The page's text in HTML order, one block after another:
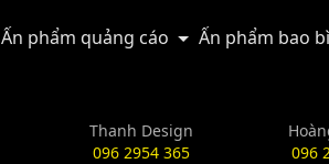
Ấn phẩm quảng cáo
Ấn phẩm bao bì
Thanh Design
096 2954 365
096